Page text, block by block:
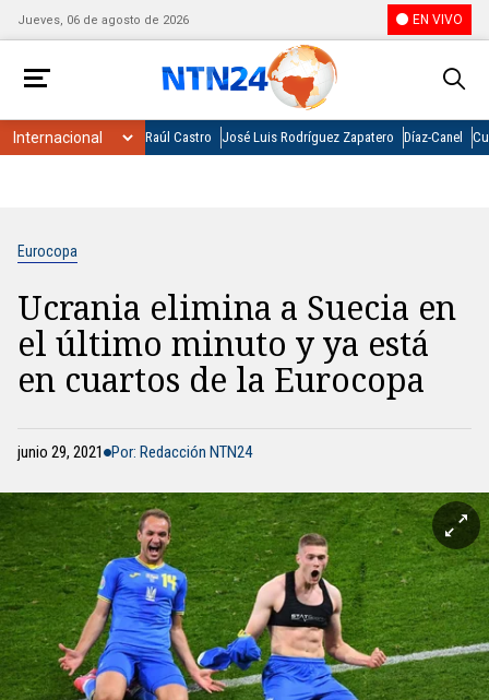
Jueves, 06 de agosto de 2026 EN VIVO
Raúl Castro José Luis Rodríguez Zapatero Díaz-Canel
Eurocopa
Ucrania elimina a Suecia en
el último minuto y ya está
en cuartos de la Eurocopa
junio 29, 2021 Por: Redacción NTN24